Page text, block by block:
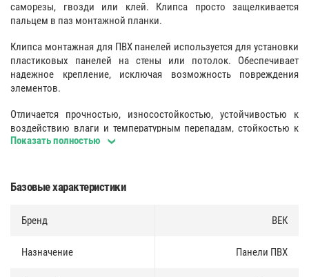
саморезы, гвозди или клей. Клипса просто защелкивается
пальцем в паз монтажной планки.
Клипса монтажная для ПВХ панелей используется для установки
пластиковых панелей на стены или потолок. Обеспечивает
надежное крепление, исключая возможность повреждения
элементов.
Отличается прочностью, износостойкостью, устойчивостью к
воздействию влаги и температурным перепадам, стойкостью к
поражению коррозией и плесенью. Клипса характеризуется
Показать полностью
Базовые характеристики
Бренд ВЕК
Назначение Панели ПВХ